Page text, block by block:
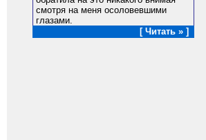
смотря на меня осоловевшими
глазами.
[ Читать » ]